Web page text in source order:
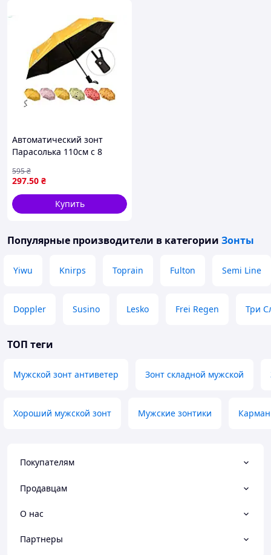
Автоматический зонт
Парасолька 110см с 8
дождя и солнца
297.50 ₴
595₴
Купить
Популярные производители в категории Зонты
Yiwu Knirps Toprain Fulton Semi Line
Doppler Susino Lesko Frei Regen Три
ТОП теги
Мужской зонт антиветер Зонт складной мужской
Хороший мужской зонт Мужские зонтики
Покупателям
Продавцам
О нас
Партнеры